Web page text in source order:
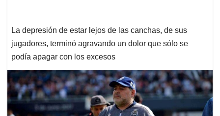
La depresión de estar lejos de las canchas, de sus
jugadores, terminó agravando un dolor que sólo se
podía apagar con los excesos